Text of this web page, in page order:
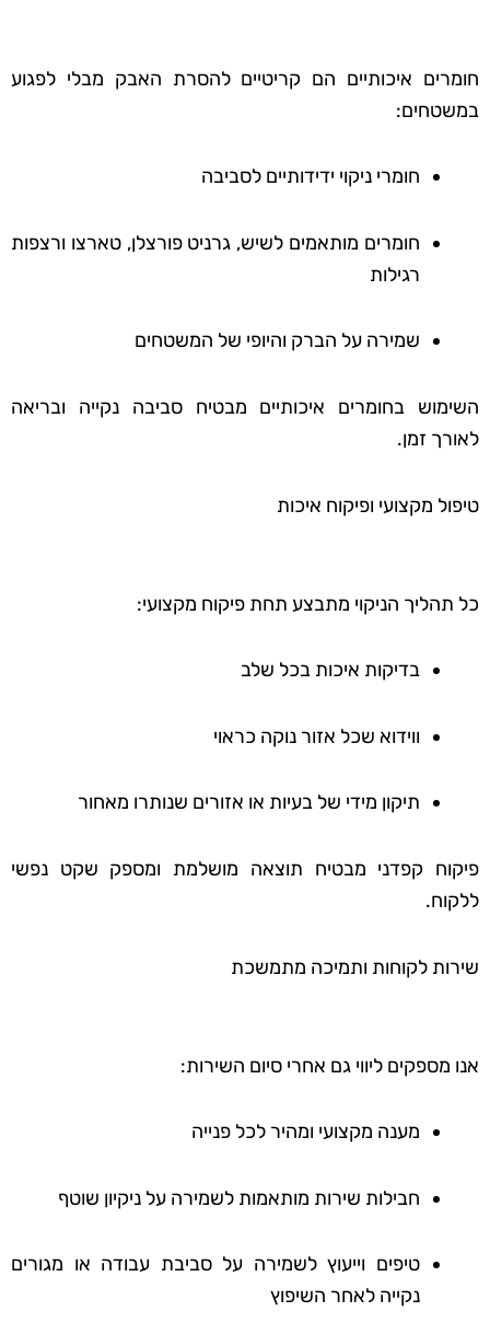
חומרים איכותיים הם קריטיים להסרת האבק מבלי לפגוע
במשטחים:
חומרי ניקוי ידידותיים לסביבה
חומרים מותאמים לשיש, גרניט פורצלן, טארצו ורצפות
רגילות
שמירה על הברק והיופי של המשטחים
השימוש בחומרים איכותיים מבטיח סביבה נקייה ובריאה
לאורך זמן.
טיפול מקצועי ופיקוח איכות
כל תהליך הניקוי מתבצע תחת פיקוח מקצועי:
בדיקות איכות בכל שלב
ווידוא שכל אזור נוקה כראוי
תיקון מידי של בעיות או אזורים שנותרו מאחור
פיקוח קפדני מבטיח תוצאה מושלמת ומספק שקט נפשי
ללקוח.
שירות לקוחות ותמיכה מתמשכת
אנו מספקים ליווי גם אחרי סיום השירות:
מענה מקצועי ומהיר לכל פנייה
חבילות שירות מותאמות לשמירה על ניקיון שוטף
טיפים וייעוץ לשמירה על סביבת עבודה או מגורים
נקייה לאחר השיפוץ